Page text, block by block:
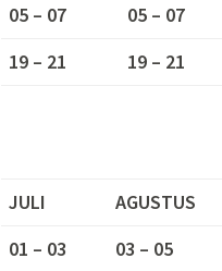
05 – 07
05 – 07
19 – 21
19 – 21
JULI AGUSTUS
01 – 03
03 – 05